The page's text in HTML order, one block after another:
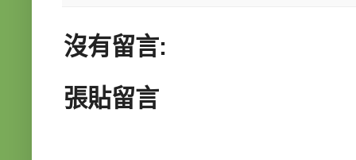
沒有留言:
張貼留言